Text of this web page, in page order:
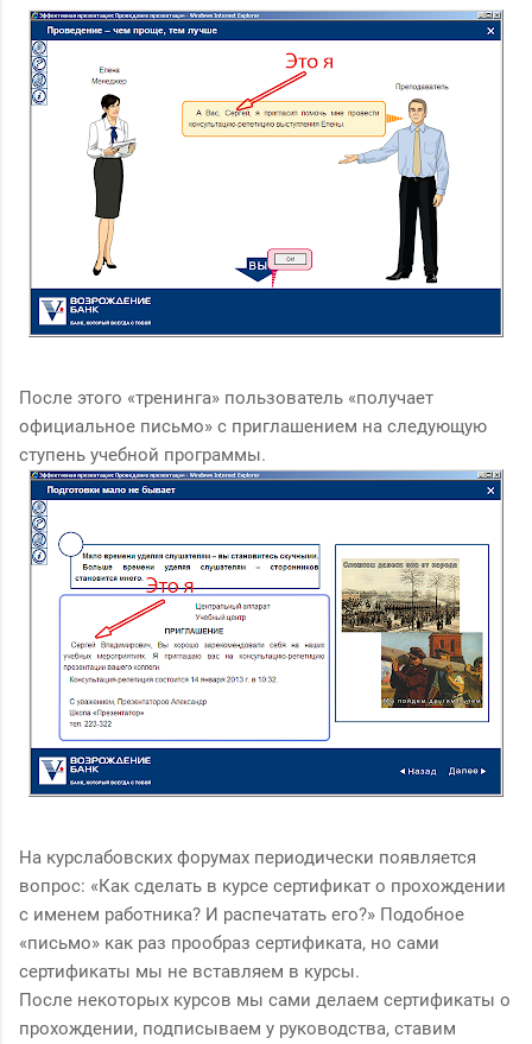
После этого «тренинга» пользователь «получает
официальное письмо» с приглашением на следующую
ступень учебной программы.
На курслабовских форумах периодически появляется
вопрос: «Как сделать в курсе сертификат о прохождении
с именем работника? И распечатать его?» Подобное
«письмо» как раз прообраз сертификата, но сами
сертификаты мы не вставляем в курсы.
После некоторых курсов мы сами делаем сертификаты о
прохождении, подписываем у руководства, ставим